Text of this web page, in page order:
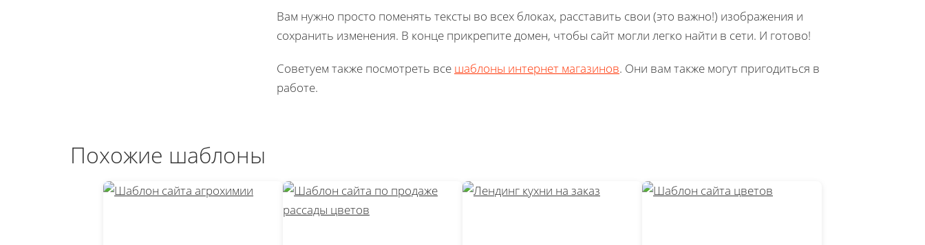
Вам нужно просто поменять тексты во всех блоках, расставить свои (это важно!) изображения и
сохранить изменения. В конце прикрепите домен, чтобы сайт могли легко найти в сети. И готово!
Советуем также посмотреть все шаблоны интернет магазинов. Они вам также могут пригодиться в
работе.
Похожие шаблоны